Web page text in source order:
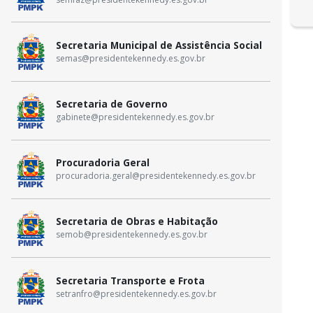
Secretaria Municipal de Assistência Social
semas@presidentekennedy.es.gov.br
Secretaria de Governo
gabinete@presidentekennedy.es.gov.br
Procuradoria Geral
procuradoria.geral@presidentekennedy.es.gov.br
Secretaria de Obras e Habitação
semob@presidentekennedy.es.gov.br
Secretaria Transporte e Frota
setranfro@presidentekennedy.es.gov.br